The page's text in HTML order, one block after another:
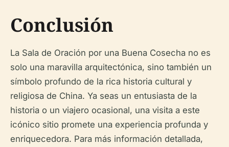
Conclusión
La Sala de Oración por una Buena Cosecha no es
solo una maravilla arquitectónica, sino también un
símbolo profundo de la rica historia cultural y
religiosa de China. Ya seas un entusiasta de la
historia o un viajero ocasional, una visita a este
icónico sitio promete una experiencia profunda y
enriquecedora. Para más información detallada,